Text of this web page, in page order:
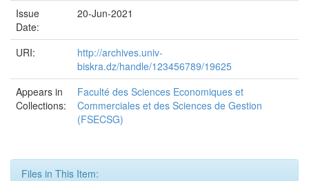
Issue
Date:
20-Jun-2021
URI:
http://archives.univ-
biskra.dz/handle/123456789/19625
Appears in
Collections:
Faculté des Sciences Economiques et
Commerciales et des Sciences de Gestion
(FSECSG)
Files in This Item: